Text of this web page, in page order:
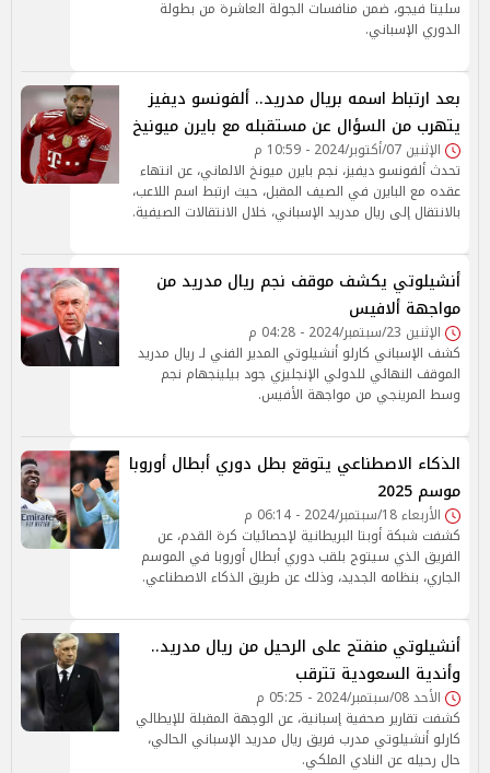
سليتا فيجو، ضمن منافسات الجولة العاشرة من بطولة
الدوري الإسباني.
بعد ارتباط اسمه بريال مدريد.. ألفونسو ديفيز
يتهرب من السؤال عن مستقبله مع بايرن ميونيخ
الإثنين 07/أكتوبر/2024 - 10:59 م
تحدث ألفونسو ديفيز، نجم بايرن ميونخ الالماني، عن انتهاء
عقده مع البايرن في الصيف المقبل، حيث ارتبط اسم اللاعب،
بالانتقال إلى ريال مدريد الإسباني، خلال الانتقالات الصيفية.
أنشيلوتي يكشف موقف نجم ريال مدريد من
مواجهة ألافيس
الإثنين 23/سبتمبر/2024 - 04:28 م
كشف الإسباني كارلو أنشيلوتي المدير الفني لـ ريال مدريد
الموقف النهائي للدولي الإنجليزي جود بيلينجهام نجم
وسط المرينجي من مواجهة الأفيس.
الذكاء الاصطناعي يتوقع بطل دوري أبطال أوروبا
موسم 2025
الأربعاء 18/سبتمبر/2024 - 06:14 م
كشفت شبكة أوبتا البريطانية لإحصائيات كرة القدم، عن
الفريق الذي سيتوج بلقب دوري أبطال أوروبا في الموسم
الجاري، بنظامه الجديد، وذلك عن طريق الذكاء الاصطناعي.
أنشيلوتي منفتح على الرحيل من ريال مدريد..
وأندية السعودية تترقب
الأحد 08/سبتمبر/2024 - 05:25 م
كشفت تقارير صحفية إسبانية، عن الوجهة المقبلة للإيطالي
كارلو أنشيلوتي مدرب فريق ريال مدريد الإسباني الحالي،
حال رحيله عن النادي الملكي.